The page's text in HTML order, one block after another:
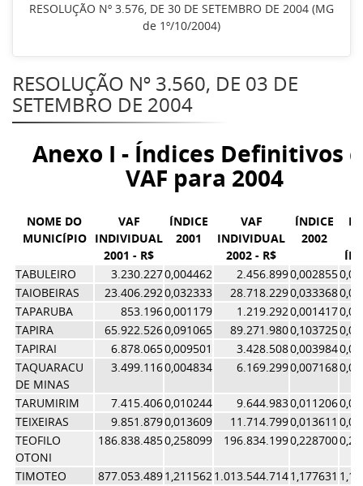
RESOLUÇÃO Nº 3.576, DE 30 DE SETEMBRO DE 2004 (MG
de 1º/10/2004)
RESOLUÇÃO Nº 3.560, DE 03 DE
SETEMBRO DE 2004
Anexo I - Índices Definitivos
VAF para 2004
NOME DO
MUNICÍPIO
VAF
INDIVIDUAL
2001 - R$
ÍNDICE
2001
VAF
INDIVIDUAL
2002 - R$
ÍNDICE
2002
TABULEIRO
3.230.2270,004462 2.456.8990,002855
TAIOBEIRAS
23.406.2920,032333 28.718.2290,033368
TAPARUBA
853.1960,001179 1.219.2920,001417
TAPIRA
65.922.5260,091065 89.271.9800,103725
TAPIRAI
6.878.0650,009501 3.428.5080,003984
TAQUARACU
DE MINAS
3.499.1160,004834 6.169.2990,007168
TARUMIRIM 7.415.4060,010244 9.644.9830,011206
TEIXEIRAS
9.851.8790,013609 11.714.7990,013611
TEOFILO
OTONI
186.838.4850,258099 196.834.1990,228700
TIMOTEO 877.053.4891,2115621.013.544.7141,177631